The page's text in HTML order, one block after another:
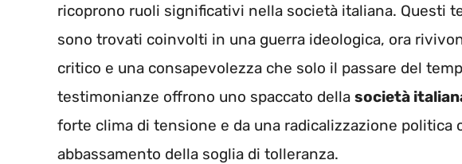
ricoprono ruoli significativi nella società italiana. Questi
sono trovati coinvolti in una guerra ideologica, ora
critico e una consapevolezza che solo il passare del
testimonianze offrono uno spaccato della società
forte clima di tensione e da una radicalizzazione politica
abbassamento della soglia di tolleranza.